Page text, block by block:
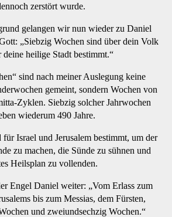
zerstört wurde.
gelangen wir nun wieder zu Daniel
„Siebzig Wochen sind über dein Volk
deine heilige Stadt bestimmt.“
sind nach meiner Auslegung keine
gemeint, sondern Wochen von
Zyklen. Siebzig solcher Jahrwochen
wiederum 490 Jahre.
für Israel und Jerusalem bestimmt, um der
zu machen, die Sünde zu sühnen und
Heilsplan zu vollenden.
Engel Daniel weiter: „Vom Erlass zum
bis zum Messias, dem Fürsten,
und zweiundsechzig Wochen.“